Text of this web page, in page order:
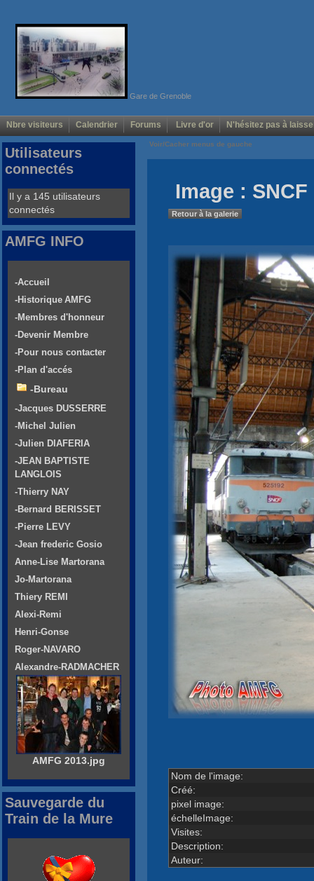
Gare de Grenoble
Nbre visiteurs Calendrier Forums Livre d'or N'hésitez pas à
Voir/Cacher menus de gauche
Image :
Retour à la galerie
Nom de l'image:
Créé:
pixel image:
échelleImage:
Visites:
Description:
Auteur:
Utilisateurs
connectés
Il y a 145 utilisateurs
connectés
AMFG INFO
-Accueil
-Historique AMFG
-Membres d'honneur
-Devenir Membre
-Pour nous contacter
-Plan d'accés
-Bureau
-Jacques DUSSERRE
-Michel Julien
-Julien DIAFERIA
-JEAN BAPTISTE
LANGLOIS
-Thierry NAY
-Bernard BERISSET
-Pierre LEVY
-Jean frederic Gosio
Anne-Lise Martorana
Jo-Martorana
Thiery REMI
Alexi-Remi
Henri-Gonse
Roger-NAVARO
Alexandre-RADMACHER
AMFG 2013.jpg
Sauvegarde du
Train de la Mure